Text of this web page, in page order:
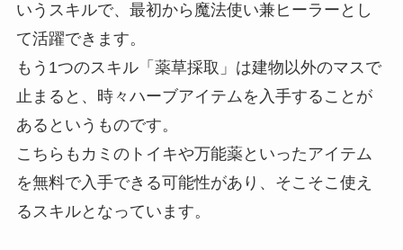
いうスキルで、最初から魔法使い兼ヒーラーとし
て活躍できます。
もう1つのスキル「薬草採取」は建物以外のマスで
止まると、時々ハーブアイテムを入手することが
ある というものです。
こちらもカミのトイキや万能薬といったアイテム
を無料で入手できる可能性があり、そこそこ使え
るスキルとなっています。